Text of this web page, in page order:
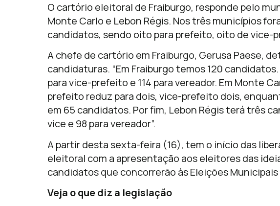
O cartório eleitoral de Fraiburgo, responde pelo
Monte Carlo e Lebon Régis. Nos três municípios
candidatos, sendo oito para prefeito, oito de vice-
A chefe de cartório em Fraiburgo, Gerusa Paese,
candidaturas. “Em Fraiburgo temos 120
para vice-prefeito e 114 para vereador. Em Monte
prefeito reduz para dois, vice-prefeito dois,
em 65 candidatos. Por fim, Lebon Régis terá três
vice e 98 para vereador”.
A partir desta sexta-feira (16), tem o início das
eleitoral com a apresentação aos eleitores das
candidatos que concorrerão às Eleições
Veja o que diz a legislação